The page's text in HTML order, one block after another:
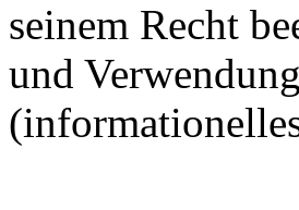
seinem Recht
und